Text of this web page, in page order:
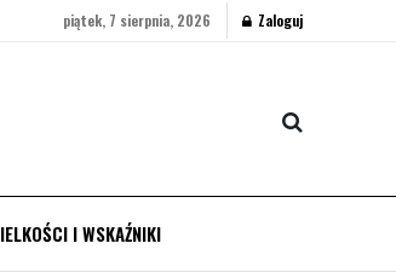
piątek, 7 sierpnia, 2026 Zaloguj
I WSKAŹNIKI